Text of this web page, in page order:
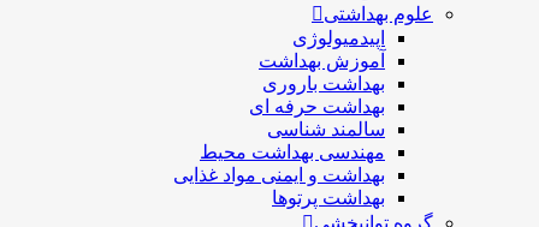
علوم بهداشتی
اپیدمیولوژی
آموزش بهداشت
بهداشت باروری
بهداشت حرفه ای
سالمند شناسی
مهندسی بهداشت محيط
بهداشت و ایمنی مواد غذایی
بهداشت پرتوها
گروه توانبخشی